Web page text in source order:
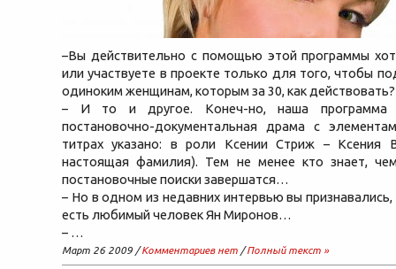
–Вы действительно с помощью этой программы
или участвуете в проекте только для того, чтобы
одиноким женщинам, которым за 30, как действовать?
– И то и другое. Конеч-но, наша программа
постановочно-документальная драма с
титрах указано: в роли Ксении Стриж – Ксения
настоящая фамилия). Тем не менее кто знает,
постановочные поиски завершатся…
– Но в одном из недавних интервью вы признавались,
есть любимый человек Ян Миронов…
– …
Март 26 2009 /Комментариев нет /Полный текст »